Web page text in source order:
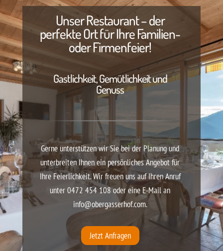
Unser Restaurant – der
perfekte Ort für Ihre Familien-
oder Firmenfeier!
Gastlichkeit, Gemütlichkeit und
Genuss
Gerne unterstützen wir Sie bei der Planung und
unterbreiten Ihnen ein persönliches Angebot für
Ihre Feierlichkeit. Wir freuen uns auf Ihren Anruf
unter 0472 454 108 oder eine E-Mail an
info@obergasserhof.com.
Jetzt Anfragen